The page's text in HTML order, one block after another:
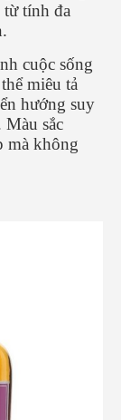
từ tính đa
cuộc sống
miêu tả
hướng suy
sắc
mà không